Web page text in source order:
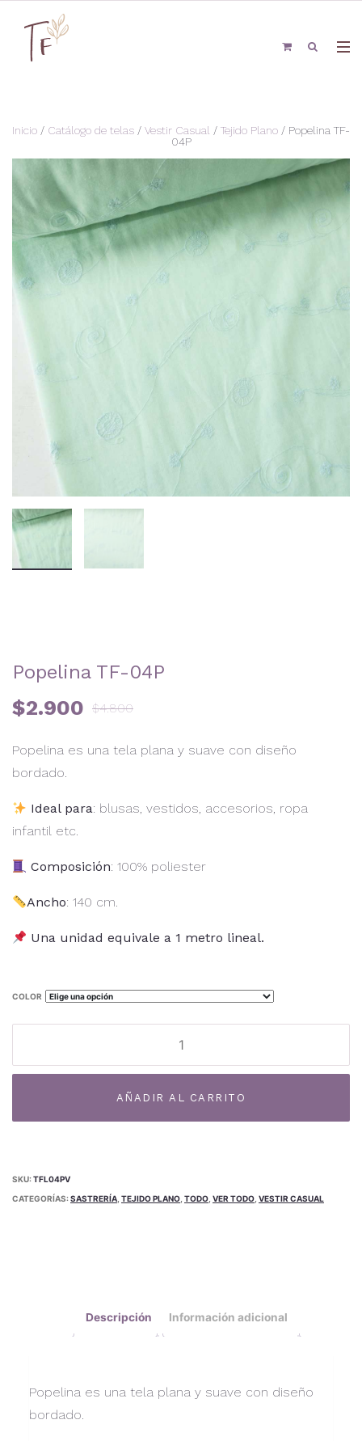
Inicio / Catálogo de telas / Vestir Casual / Tejido Plano / Popelina TF-
04P
Popelina TF-04P
$4.800
$2.900
Popelina es una tela plana y suave con diseño
bordado.
Ideal para: blusas, vestidos, accesorios, ropa
infantil etc.
Composición: 100% poliester
Ancho: 140 cm.
Una unidad equivale a 1 metro lineal.
COLOR
04P
AÑADIR AL CARRITO
SKU:TFL04PV
CATEGORÍAS:SASTRERÍA TEJIDO PLANO TODO VER TODO VESTIR CASUAL
Descripción Información adicional
Popelina es una tela plana y suave con diseño
bordado.